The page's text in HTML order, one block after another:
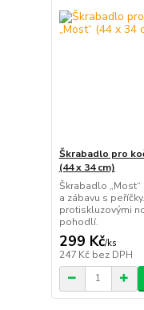
Škrabadlo pro
(44 x 34 cm)
Škrabadlo
a zábavu s
protiskluzovými
pohodlí.
299 Kč/ks
247 Kč bez DPH